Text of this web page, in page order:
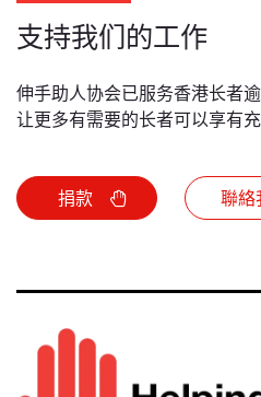
支持我们的工作
伸手助人协会已服务香港长者
让更多有需要的长者可以享有
捐款 聯